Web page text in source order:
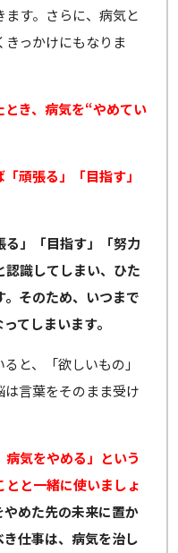
す。さらに、病気と
っかけにもなりま
き、病気を“やめてい
頑張る」「目指す」
る」「目指す」「努力
識してしまい、ひた
そのため、いつまで
てしまいます。
と、「欲しいもの」
言葉をそのまま受け
気をやめる」という
と一緒に使いましょ
めた先の未来に置か
仕事は、病気を治し